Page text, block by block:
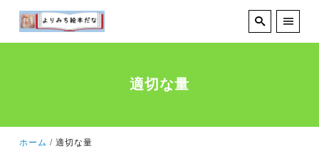
適切な量
ホーム 適切な量